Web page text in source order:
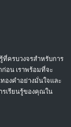
ที่ครบวงจรสำหรับการ
อน เราพร้อมที่จะ
องคำอย่างมั่นใจและ
รเรียนรู้ของคุณใน